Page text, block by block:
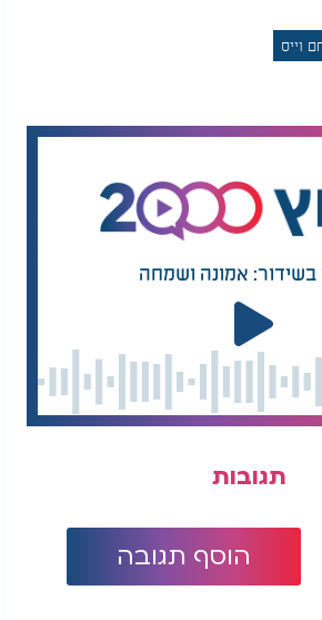
וייס
בשידור: אמונה ושמחה
תגובות
הוסף תגובה